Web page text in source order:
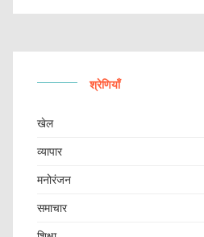
श्रेणियाँ
खेल
व्यापार
मनोरंजन
समाचार